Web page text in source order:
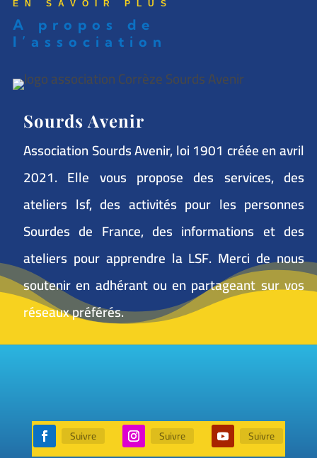
EN SAVOIR PLUS
A propos de
l’association
Sourds Avenir
Association Sourds Avenir, loi 1901 créée en avril
2021. Elle vous propose des services, des
ateliers lsf, des activités pour les personnes
Sourdes de France, des informations et des
ateliers pour apprendre la LSF. Merci de nous
soutenir en adhérant ou en partageant sur vos
réseaux préférés.
Suivre Suivre Suivre